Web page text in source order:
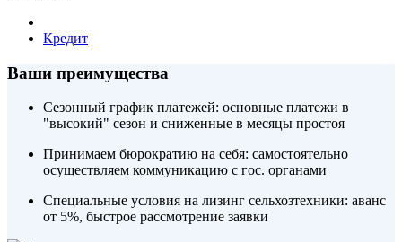
Кредит
Ваши преимущества
Сезонный график платежей: основные платежи в
"высокий" сезон и сниженные в месяцы простоя
Принимаем бюрократию на себя: самостоятельно
осуществляем коммуникацию с гос. органами
Специальные условия на лизинг сельхозтехники: аванс
от 5%, быстрое рассмотрение заявки